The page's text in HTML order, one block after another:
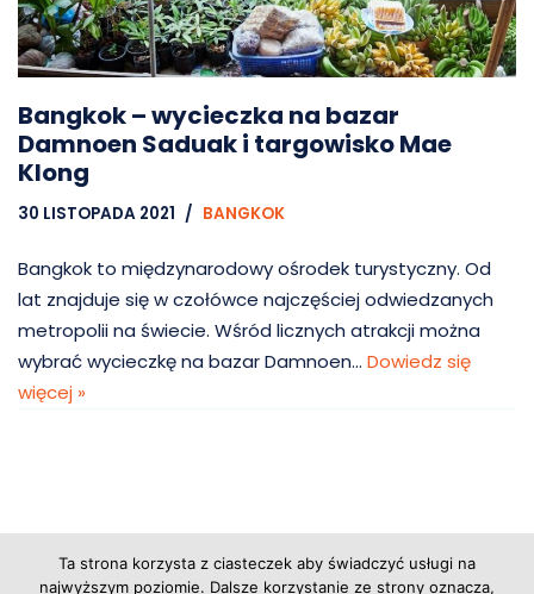
Bangkok – wycieczka na bazar
Damnoen Saduak i targowisko Mae
Klong
30 LISTOPADA 2021 BANGKOK
Bangkok to międzynarodowy ośrodek turystyczny. Od
lat znajduje się w czołówce najczęściej odwiedzanych
metropolii na świecie. Wśród licznych atrakcji można
wybrać wycieczkę na bazar Damnoen… Dowiedz się
więcej »
Copyright © 2026 Grupa Probiz, CoWartoZwiedzic.pl
Ta strona korzysta z ciasteczek aby świadczyć usługi na
najwyższym poziomie. Dalsze korzystanie ze strony oznacza,